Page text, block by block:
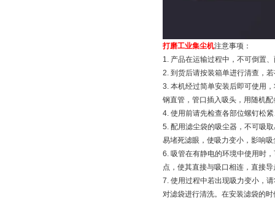
打磨工业集尘机注意事项：
1. 产品在运输过程中，不可倒置
2. 到货后请按装箱单进行清查，
3. 本机经过简单安装后即可使用
钢直管，管口插入吸头，用随机
4. 使用前请先检查各部位螺钉松
5. 配用滤尘袋的吸尘器，不可吸
易堵死滤眼，使吸力变小，影响
6. 吸管在有静电的环境中使用时
点，使其直接与吸口相连，直接
7. 使用过程中若出现吸力变小，
对滤袋进行清洗。在安装滤袋的